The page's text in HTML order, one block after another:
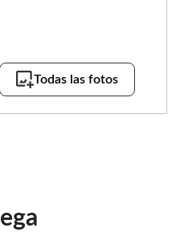
Todas las fotos